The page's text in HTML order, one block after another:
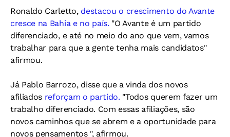
Ronaldo Carletto, destacou o crescimento do Avante
cresce na Bahia e no país. "O Avante é um partido
diferenciado, e até no meio do ano que vem, vamos
trabalhar para que a gente tenha mais candidatos"
afirmou.
Já Pablo Barrozo, disse que a vinda dos novos
afiliados reforçam o partido. "Todos querem fazer um
trabalho diferenciado. Com essas afiliações, são
novos caminhos que se abrem e a oportunidade para
novos pensamentos ", afirmou.